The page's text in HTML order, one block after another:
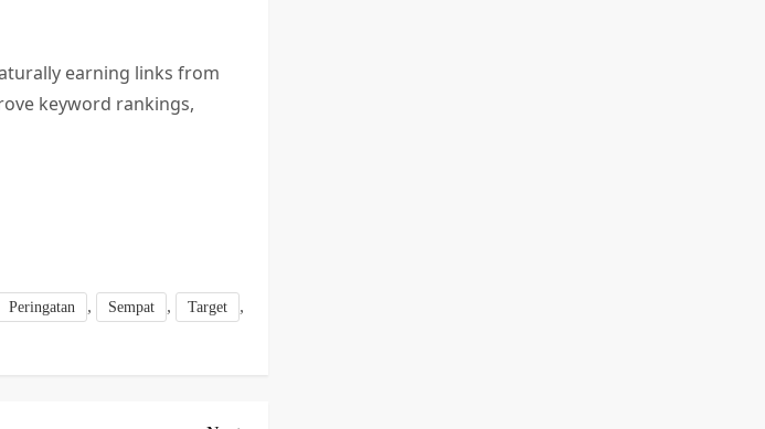
earning links from
keyword rankings,
Peringatan , Sempat , Target ,